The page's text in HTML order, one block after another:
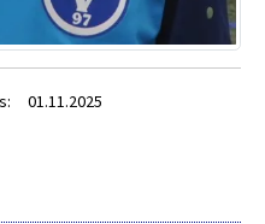
01.11.2025